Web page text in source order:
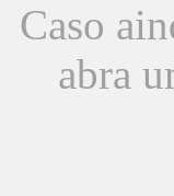
Caso
abra